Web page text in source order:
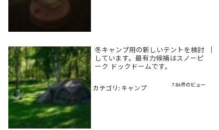
冬キャンプ用の新しいテントを検討
しています。最有力候補はスノーピ
ーク ドックドームです。
7.8k件のビュー
カテゴリ: キャンプ